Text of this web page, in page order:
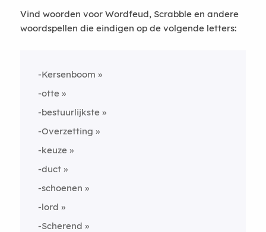
Vind woorden voor Wordfeud, Scrabble en andere
woordspellen die eindigen op de volgende letters:
-Kersenboom
-otte
-bestuurlijkste
-Overzetting
-keuze
-duct
-schoenen
-lord
-Scherend